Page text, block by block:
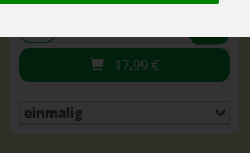
17,99€